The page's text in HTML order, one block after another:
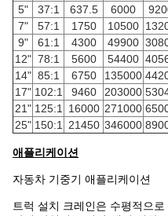
5"
37:1 637.5 6000
7"
57:1 1750 10500
9"
61:1 4300 49900
12" 78:1 5600 54400
14" 85:1 6750 135000
17" 102:1 9460 203000
21" 125:1 16000 271000
25" 150:1 21450 346000
애플리케이션
자동차 기중기 애플리케이션
트럭 설치 크레인은 수평적으